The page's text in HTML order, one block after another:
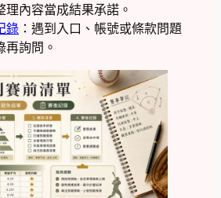
理內容當成結果承諾。
錄 ：遇到入口、帳號或條款問題
再詢問。